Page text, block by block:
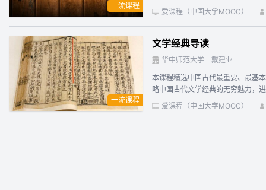
一流课程
考古、古典文献学、中医学、天
爱课程（中国大学MOOC）
一流课程
文学经典导读
华中师范大学
戴建业
本课程精选中国古代最重要、最基
略中国古代文学经典的无穷魅力，
的同学选修。本课程共分17讲，
爱课程（中国大学MOOC）